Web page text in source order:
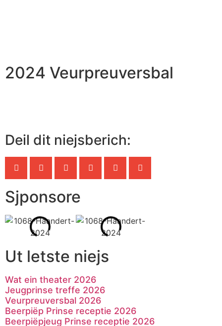
2024 Veurpreuversbal
Deil dit niejsberich:
Sjponsore
Ut letste niejs
Wat ein theater 2026
Jeugprinse treffe 2026
Veurpreuversbal 2026
Beerpiëp Prinse receptie 2026
Beerpiëpjeug Prinse receptie 2026